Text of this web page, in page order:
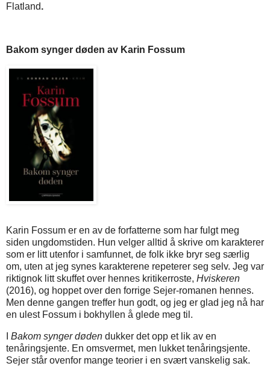
Flatland.
Bakom synger døden av Karin Fossum
Karin Fossum er en av de forfatterne som har fulgt meg
siden ungdomstiden. Hun velger alltid å skrive om karakterer
som er litt utenfor i samfunnet, de folk ikke bryr seg særlig
om, uten at jeg synes karakterene repeterer seg selv. Jeg var
riktignok litt skuffet over hennes kritikerroste, Hviskeren
(2016), og hoppet over den forrige Sejer-romanen hennes.
Men denne gangen treffer hun godt, og jeg er glad jeg nå har
en ulest Fossum i bokhyllen å glede meg til.
Bakom synger døden dukker det opp et lik av en
tenåringsjente. En omsvermet, men lukket tenåringsjente.
Sejer står ovenfor mange teorier i en svært vanskelig sak.